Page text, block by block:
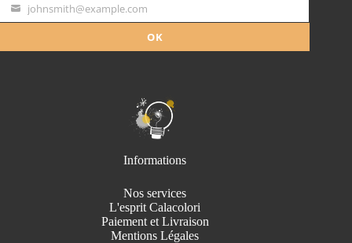
Your
email
johnsmith@example.com
OK
Informations
Nos services
L'esprit Calacolori
Paiement et Livraison
Mentions Légales